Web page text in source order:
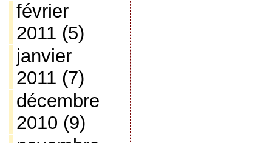
février
2011 (5)
janvier
2011 (7)
décembre
2010 (9)